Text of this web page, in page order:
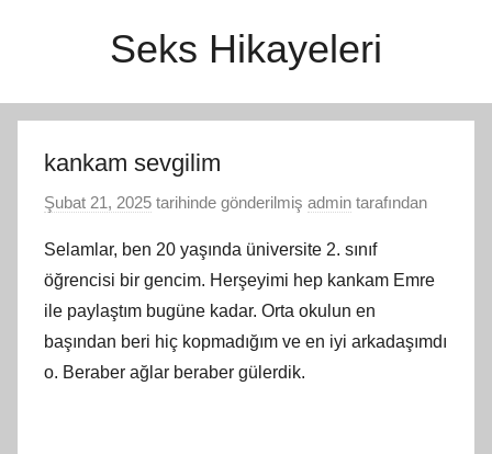
Seks Hikayeleri
kankam sevgilim
Şubat 21, 2025 tarihinde gönderilmiş admin tarafından
Selamlar, ben 20 yaşında üniversite 2. sınıf
öğrencisi bir gencim. Herşeyimi hep kankam Emre
ile paylaştım bugüne kadar. Orta okulun en
başından beri hiç kopmadığım ve en iyi arkadaşımdı
o. Beraber ağlar beraber gülerdik.